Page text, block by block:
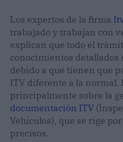
Los expertos de la firma
trabajado y trabajan con
explican que todo el
conocimientos detallados
debido a que tienen que
ITV diferente a la normal.
principalmente sobre la
documentación ITV
Vehículos), que se rige
precisos.